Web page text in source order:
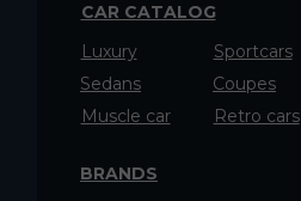
CAR CATALOG
BRANDS
Sportcars
Luxury
Coupes
Sedans
Muscle car
Retro cars